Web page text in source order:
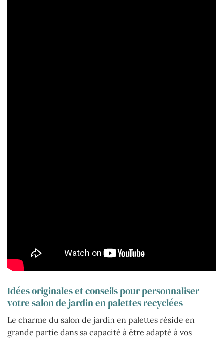
Idées originales et conseils pour personnaliser
votre salon de jardin en palettes recyclées
Le charme du salon de jardin en palettes réside en
grande partie dans sa capacité à être adapté à vos